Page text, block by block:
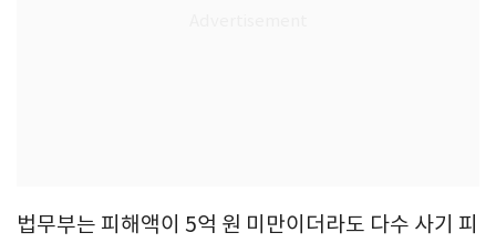
법무부는 피해액이 5억 원 미만이더라도 다수 사기 피